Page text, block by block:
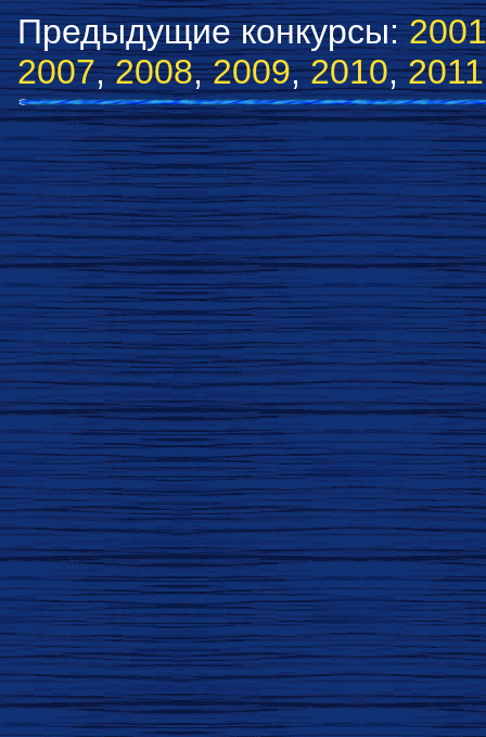
Предыдущие конкурсы:2001
2007,2008,2009,2010,2011